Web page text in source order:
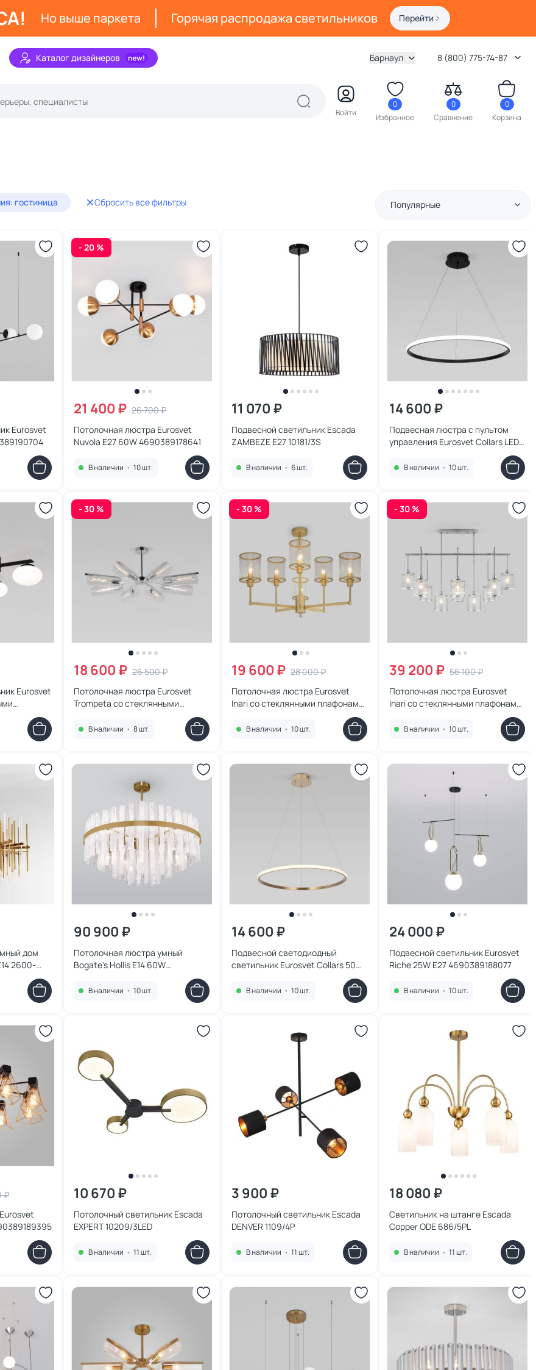
Но выше паркета Горячая распродажа светильников Перейти
Каталог дизайнеров Барнаул 8 (800) 775-74-87
Войти
0
Избранное
0
Сравнение
0
Корзина
гостиница Сбросить все фильтры Популярные
Eurosvet
- 20 %
21 400 ₽ 26 700 ₽
Потолочная люстра Eurosvet
Nuvola E27 60W 4690389178641
В наличии • 10 шт.
11 070 ₽
Подвесной светильник Escada
ZAMBEZE E27 10181/3S
В наличии • 6 шт.
14 600 ₽
Подвесная люстра с пультом
управления Eurosvet Collars LED
белый, холодный)
В наличии • 10 шт.
Eurosvet
- 30 %
18 600 ₽ 26 500 ₽
Потолочная люстра Eurosvet
Trompeta со стеклянными
В наличии • 8 шт.
- 30 %
19 600 ₽ 28 000 ₽
Потолочная люстра Eurosvet
Inari со стеклянными плафонами
В наличии • 10 шт.
- 30 %
39 200 ₽ 56 100 ₽
Потолочная люстра Eurosvet
Inari со стеклянными плафонами
В наличии • 10 шт.
дом
2600-
90 900 ₽
Потолочная люстра умный
Bogate's Hollis E14 60W
В наличии • 10 шт.
14 600 ₽
Подвесной светодиодный
светильник Eurosvet Collars 50W
LED 6500, 4200, 3300К (теплый,
белый, холодный)
В наличии • 10 шт.
24 000 ₽
Подвесной светильник Eurosvet
Riche 25W E27 4690389188077
В наличии • 10 шт.
₽
10 670 ₽
Потолочный светильник Escada
EXPERT 10209/3LED
В наличии • 11 шт.
3 900 ₽
Потолочный светильник Escada
DENVER 1109/4P
В наличии • 11 шт.
18 080 ₽
Светильник на штанге Escada
Copper ODE 686/5PL
В наличии • 11 шт.